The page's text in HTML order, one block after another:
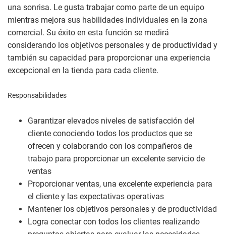
una sonrisa. Le gusta trabajar como parte de un equipo
mientras mejora sus habilidades individuales en la zona
comercial. Su éxito en esta función se medirá
considerando los objetivos personales y de productividad y
también su capacidad para proporcionar una experiencia
excepcional en la tienda para cada cliente.
Responsabilidades
Garantizar elevados niveles de satisfacción del
cliente conociendo todos los productos que se
ofrecen y colaborando con los compañeros de
trabajo para proporcionar un excelente servicio de
ventas
Proporcionar ventas, una excelente experiencia para
el cliente y las expectativas operativas
Mantener los objetivos personales y de productividad
Logra conectar con todos los clientes realizando